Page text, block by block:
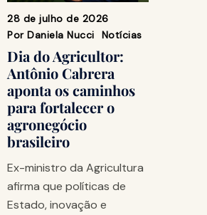
28 de julho de 2026
Por Daniela Nucci Notícias
Dia do Agricultor:
Antônio Cabrera
aponta os caminhos
para fortalecer o
agronegócio
brasileiro
Ex-ministro da Agricultura
afirma que políticas de
Estado, inovação e